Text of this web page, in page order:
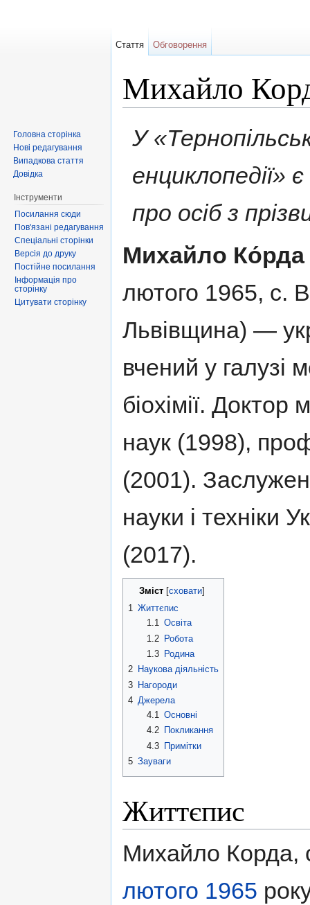
Михайло
У
енциклопедії»
про осіб з
Михайло Ко́рда
лютого 1965, с.
Львівщина) —
вчений у галузі
біохімії. Доктор
наук (1998),
(2001).
науки і техніки
(2017).
Зміст сховати
1 Життєпис
1.1 Освіта
1.2
Робота
1.3
Родина
2 Наукова діяльність
3 Нагороди
4 Джерела
4.1 Основні
4.2
Покликання
4.3 Примітки
5 Зауваги
Життєпис
Михайло Корда,
лютого 1965
Стаття Обговорення
Головна сторінка
Нові редагування
Випадкова стаття
Довідка
Інструменти
Посилання сюди
Пов'язані редагування
Спеціальні сторінки
Версія до друку
Постійне посилання
Інформація про
сторінку
Цитувати сторінку